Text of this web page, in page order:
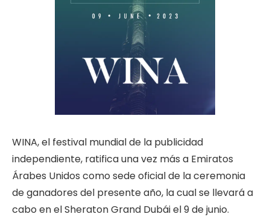
WINA, el festival mundial de la publicidad
independiente, ratifica una vez más a Emiratos
Árabes Unidos como sede oficial de la ceremonia
de ganadores del presente año, la cual se llevará a
cabo en el Sheraton Grand Dubái el 9 de junio.